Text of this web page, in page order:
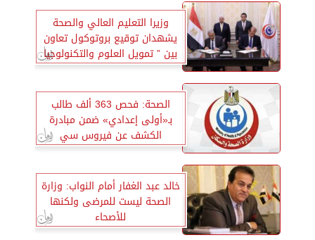
وزيرا التعليم العالي والصحة
يشهدان توقيع بروتوكول تعاون
بين ” تمويل العلوم والتكنولوجيا
والطب الوقائي”
الصحة: فحص 363 ألف طالب
بـ«أولى إعدادي» ضمن مبادرة
الكشف عن فيروس سي
خالد عبد الغفار أمام النواب: وزارة
الصحة ليست للمرضى ولكنها
للأصحاء